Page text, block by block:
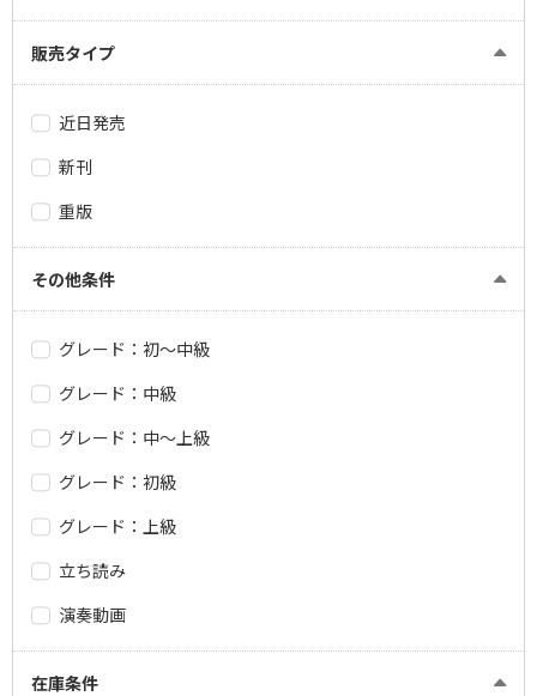
販売タイプ
近日発売
新刊
重版
その他条件
グレード：初～中級
グレード：中級
グレード：中～上級
グレード：初級
グレード：上級
立ち読み
演奏動画
在庫条件